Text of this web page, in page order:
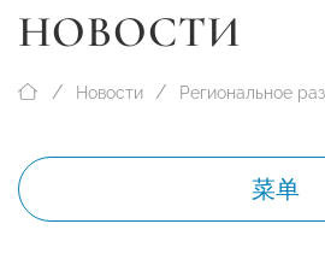
НОВОСТИ
Новости Региональное
菜单